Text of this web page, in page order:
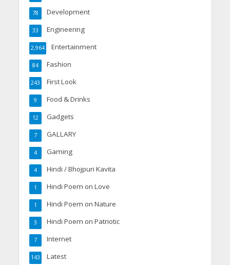
Development
78
Engineering
33
Entertainment
2,964
Fashion
84
First Look
243
Food & Drinks
9
Gadgets
12
GALLARY
7
Gaming
4
Hindi / Bhojpuri Kavita
4
Hindi Poem on Love
1
Hindi Poem on Nature
1
Hindi Poem on Patriotic
3
Internet
7
Latest
143